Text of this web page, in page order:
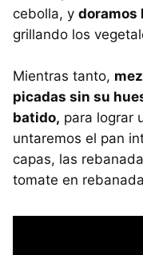
cebolla, y doramos
grillando los
Mientras tanto,
picadas sin su
batido, para lograr
untaremos el pan
capas, las
tomate en